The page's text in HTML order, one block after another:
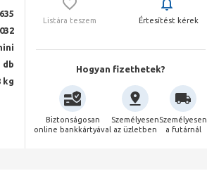
db
kg
Listára teszem Értesítést kérek
Hogyan fizethetek?
Biztonságosan
online bankkártyával
Személyesen
az üzletben
Személyesen
a futárnál